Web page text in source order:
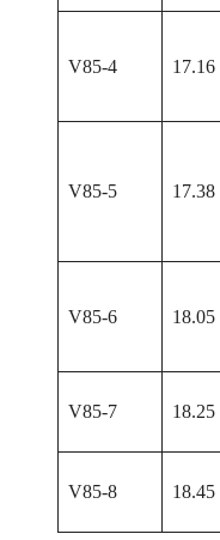
V85-4 17.16
V85-5 17.38
V85-6 18.05
V85-7 18.25
V85-8 18.45